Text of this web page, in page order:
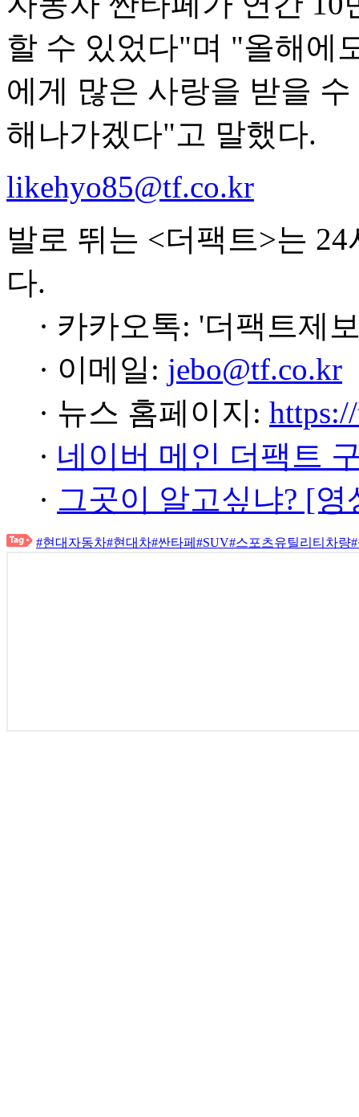
할 수 있었다"며 "올해에
에게 많은 사랑을 받을
해나가겠다"고 말했다.
likehyo85@tf.co.kr
발로 뛰는 <더팩트>는
다.
· 카카오톡: '더팩트제
· 이메일: jebo@tf.co.kr
· 뉴스 홈페이지:
· 네이버 메인 더팩트
· 그곳이 알고싶냐? [
#현대자동차#현대차#싼타페 #SUV#스포츠유틸리티차량